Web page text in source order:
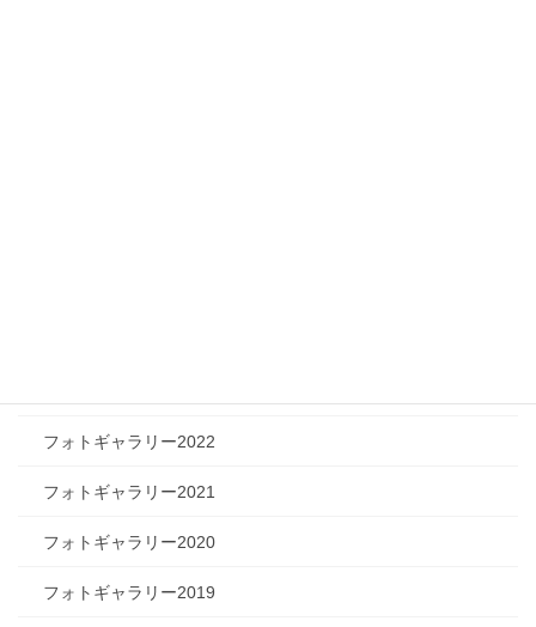
フォトギャラリー2022
フォトギャラリー2021
フォトギャラリー2020
フォトギャラリー2019